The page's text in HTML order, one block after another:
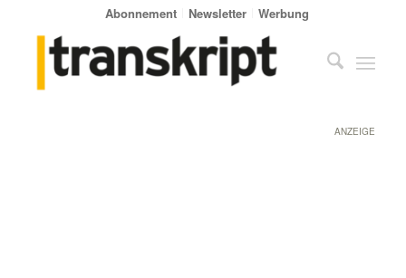
Abonnement Newsletter Werbung
ANZEIGE